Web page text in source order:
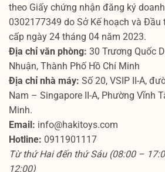
theo Giấy chứng nhận đăng ký
0302177349 do Sở Kế hoạch và
cấp ngày 24 tháng 04 năm 2023.
Địa chỉ văn phòng: 30 Trương Quốc
Nhuận, Thành Phố Hồ Chí Minh
Địa chỉ nhà máy: Số 20, VSIP II-A,
Nam – Singapore II-A, Phường Vĩnh
Minh.
Email: info@hakitoys.com
Hotline: 0911901117
Từ thứ Hai đến thứ Sáu (08:00 –
12:00)